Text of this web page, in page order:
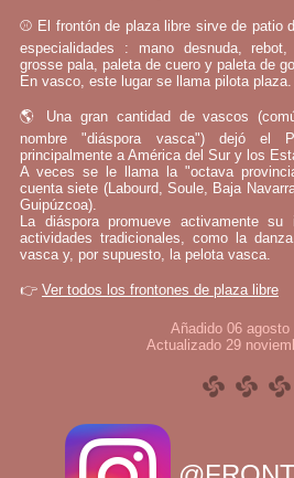
⚾ El frontón de plaza libre sirve de patio
especialidades : mano desnuda,
grosse pala, paleta de cuero y paleta de
En vasco, este lugar se llama pilota plaza.
🌎 Una gran cantidad de vascos
nombre "diáspora vasca") dejó el
principalmente a América del Sur y los
A veces se le llama la "octava
cuenta siete (Labourd, Soule, Baja
Guipúzcoa).
La diáspora promueve activamente
actividades tradicionales, como la
vasca y, por supuesto, la pelota vasca.
👉 Ver todos los frontones de plaza libre
Añadido 06 agosto
Actualizado 29